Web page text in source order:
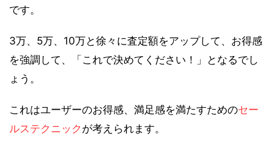
です。
3万、5万、10万と徐々に査定額をアップして、お得感
を強調して、「これで決めてください！」となるでし
ょう。
これはユーザーのお得感、満足感を満たすためのセー
ルステクニック が考えられます。